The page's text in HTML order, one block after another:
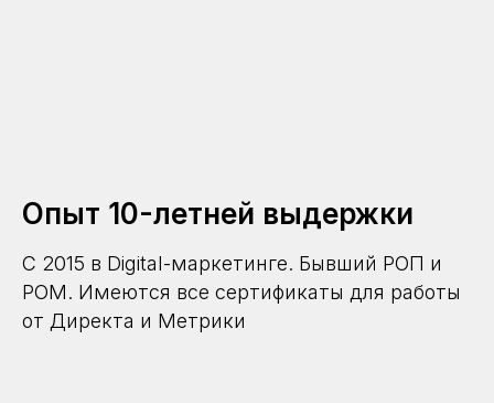
Опыт 10-летней выдержки
С 2015 в Digital-маркетинге. Бывший РОП и
РОМ. Имеются все сертификаты для работы
от Директа и Метрики